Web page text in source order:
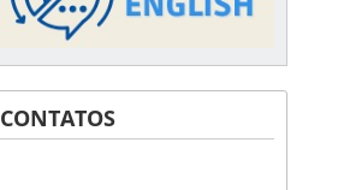
CONTATOS